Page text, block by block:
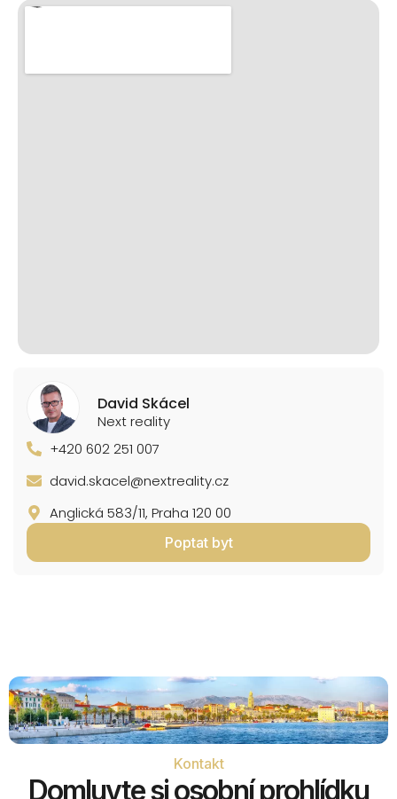
David Skácel
Next reality
+420 602 251 007
david.skacel@nextreality.cz
Anglická 583/11, Praha 120 00
Poptat byt
Kontakt
Domluvte si osobní prohlídku